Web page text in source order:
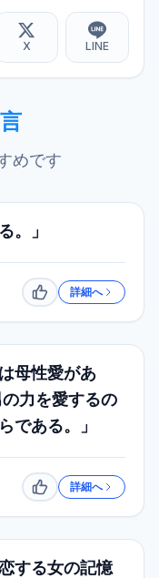
X LINE
めです
。」
いいね詳細へ
母性愛があ
力を愛するの
である。」
いいね詳細へ
する女の記憶